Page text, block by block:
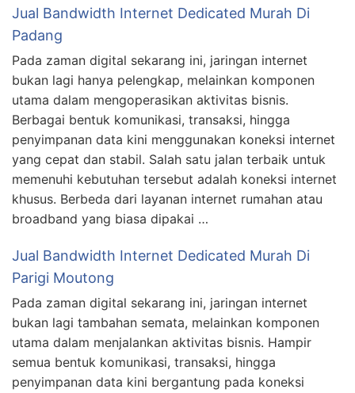
Jual Bandwidth Internet Dedicated Murah Di
Padang
Pada zaman digital sekarang ini, jaringan internet
bukan lagi hanya pelengkap, melainkan komponen
utama dalam mengoperasikan aktivitas bisnis.
Berbagai bentuk komunikasi, transaksi, hingga
penyimpanan data kini menggunakan koneksi internet
yang cepat dan stabil. Salah satu jalan terbaik untuk
memenuhi kebutuhan tersebut adalah koneksi internet
khusus. Berbeda dari layanan internet rumahan atau
broadband yang biasa dipakai …
Jual Bandwidth Internet Dedicated Murah Di
Parigi Moutong
Pada zaman digital sekarang ini, jaringan internet
bukan lagi tambahan semata, melainkan komponen
utama dalam menjalankan aktivitas bisnis. Hampir
semua bentuk komunikasi, transaksi, hingga
penyimpanan data kini bergantung pada koneksi